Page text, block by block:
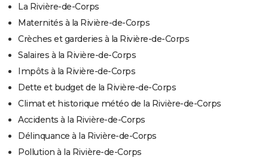
La Rivière-de-Corps
Maternités à la Rivière-de-Corps
Crèches et garderies à la Rivière-de-Corps
Salaires à la Rivière-de-Corps
Impôts à la Rivière-de-Corps
Dette et budget de la Rivière-de-Corps
Climat et historique météo de la Rivière-de-Corps
Accidents à la Rivière-de-Corps
Délinquance à la Rivière-de-Corps
Pollution à la Rivière-de-Corps